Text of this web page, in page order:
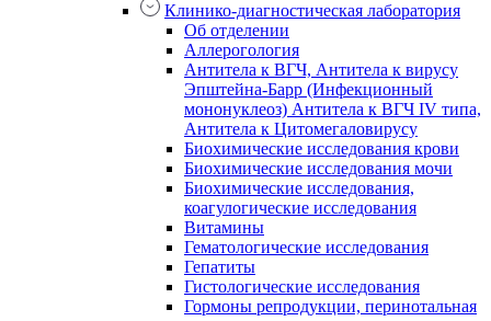
Клинико-диагностическая лаборатория
Об отделении
Аллерогология
Антитела к ВГЧ, Антитела к вирусу
Эпштейна-Барр (Инфекционный
мононуклеоз) Антитела к ВГЧ IV типа,
Антитела к Цитомегаловирусу
Биохимические исследования крови
Биохимические исследования мочи
Биохимические исследования,
коагулогические исследования
Витамины
Гематологические исследования
Гепатиты
Гистологические исследования
Гормоны репродукции, перинотальная